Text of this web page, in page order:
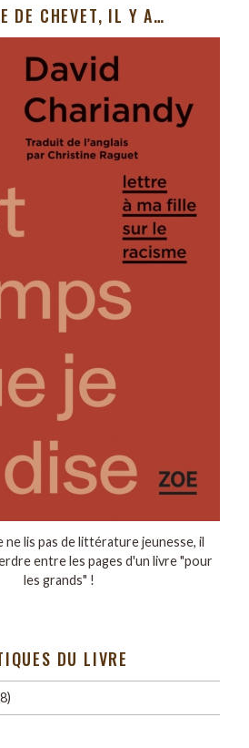
DE CHEVET, IL Y A…
ne lis pas de littérature jeunesse, il
entre les pages d'un livre "pour
les grands" !
DU LIVRE